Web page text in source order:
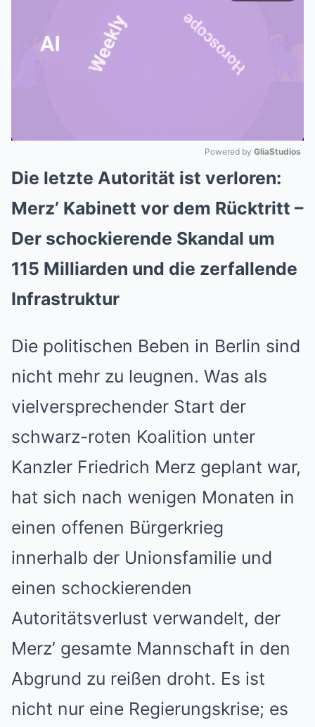
Mute
Powered by GliaStudios
Die letzte Autorität ist verloren:
Merz’ Kabinett vor dem Rücktritt –
Der schockierende Skandal um
115 Milliarden und die zerfallende
Infrastruktur
Die politischen Beben in Berlin sind
nicht mehr zu leugnen. Was als
vielversprechender Start der
schwarz-roten Koalition unter
Kanzler Friedrich Merz geplant war,
hat sich nach wenigen Monaten in
einen offenen Bürgerkrieg
innerhalb der Unionsfamilie und
einen schockierenden
Autoritätsverlust verwandelt, der
Merz’ gesamte Mannschaft in den
Abgrund zu reißen droht. Es ist
nicht nur eine Regierungskrise; es